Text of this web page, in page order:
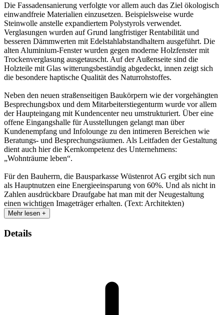
Die Fassadensanierung verfolgte vor allem auch das Ziel ökologisch
einwandfreie Materialien einzusetzen. Beispielsweise wurde
Steinwolle anstelle expandiertem Polystyrols verwendet.
Verglasungen wurden auf Grund langfristiger Rentabilität und
besseren Dämmwerten mit Edelstahlabstandhaltern ausgeführt. Die
alten Aluminium-Fenster wurden gegen moderne Holzfenster mit
Trockenverglasung ausgetauscht. Auf der Außenseite sind die
Holzteile mit Glas witterungsbeständig abgedeckt, innen zeigt sich
die besondere haptische Qualität des Naturrohstoffes.
Neben den neuen straßenseitigen Baukörpern wie der vorgehängten
Besprechungsbox und dem Mitarbeiterstiegenturm wurde vor allem
der Haupteingang mit Kundencenter neu umstrukturiert. Über eine
offene Eingangshalle für Ausstellungen gelangt man über
Kundenempfang und Infolounge zu den intimeren Bereichen wie
Beratungs- und Besprechungsräumen. Als Leitfaden der Gestaltung
dient auch hier die Kernkompetenz des Unternehmens:
„Wohnträume leben“.
Für den Bauherrn, die Bausparkasse Wüstenrot AG ergibt sich nun
als Hauptnutzen eine Energieeinsparung von 60%. Und als nicht in
Zahlen ausdrückbare Draufgabe hat man mit der Neugestaltung
einen wichtigen Imageträger erhalten. (Text: Architekten)
Mehr lesen +
Details